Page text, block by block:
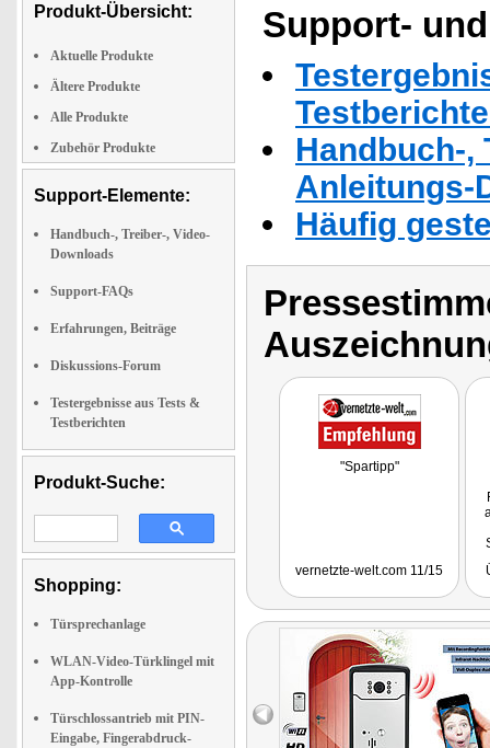
Produkt-Übersicht:
Aktuelle Produkte
Ältere Produkte
Alle Produkte
Zubehör Produkte
Support-Elemente:
Handbuch-, Treiber-, Video-
Downloads
Support-FAQs
Erfahrungen, Beiträge
Diskussions-Forum
Testergebnisse aus Tests &
Testberichten
Produkt-Suche:
Shopping:
Türsprechanlage
WLAN-Video-Türklingel mit
App-Kontrolle
Türschlossantrieb mit PIN-
Eingabe, Fingerabdruck-
Support-
Handbuch-,
Anleitungs-
Häufig
"Spartipp"
vernetzte-welt.com 11/15